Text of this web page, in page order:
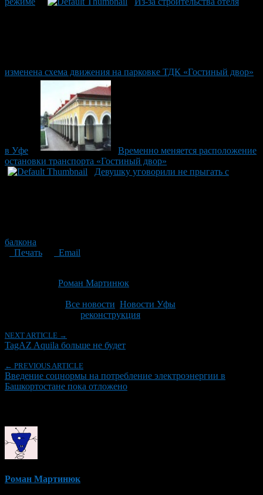
изменена схема движения на парковке ТДК «Гостиный двор»
в Уфе
Временно меняется расположение
остановки транспорта «Гостиный двор»
Девушку уговорили не прыгать с
балкона
Печать
Email
Роман Мартинюк
Все новости Новости Уфы
реконструкция
NEXT ARTICLE →
TagAZ Aquila больше не будет
← PREVIOUS ARTICLE
Введение соцнормы на потребление электроэнергии в
Башкортостане пока отложено
Роман Мартинюк